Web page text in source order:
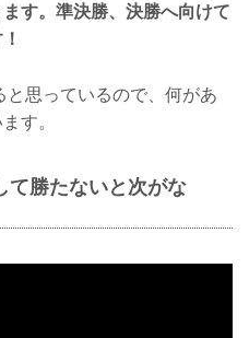
す。準決勝、決勝へ向けて
と思っているので、何があ
す。
て勝たないと次がな